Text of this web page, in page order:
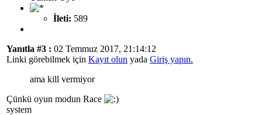
İleti: 589
Yanıtla #3 : 02 Temmuz 2017, 21:14:12
Linki görebilmek için Kayıt olun yada Giriş yapın.
ama kill vermiyor
Çünkü oyun modun Race
system